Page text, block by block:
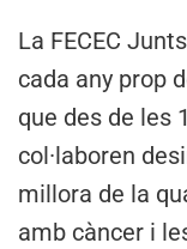
La FECEC
cada any prop
que des de les
col·laboren
millora de la
amb càncer i